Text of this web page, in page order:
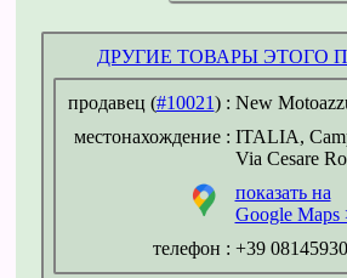
ДРУГИЕ ТОВАРЫ ЭТОГО
продавец (#10021) : New
местонахождение : ITALIA,
Via Cesare
показать на
Google Maps
телефон : +39